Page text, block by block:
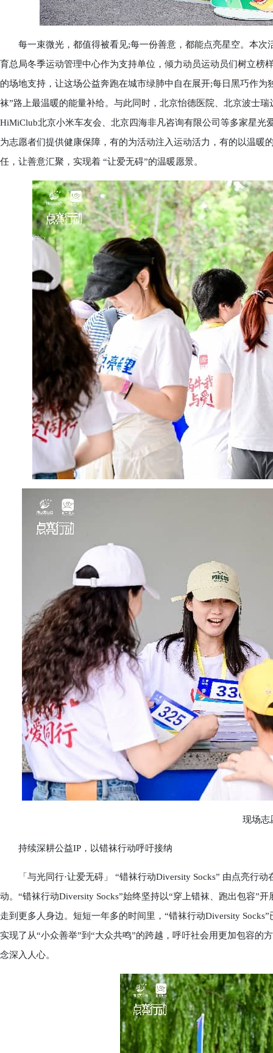
每一束微光，都值得被看见;每一份善意，都能点亮星空。本次
育总局冬季运动管理中心作为支持单位，倾力动员运动员们树立榜
的场地支持，让这场公益奔跑在城市绿肺中自在展开;每日黑巧作
袜”路上最温暖的能量补给。与此同时，北京怡德医院、北京波士
HiMiClub北京小米车友会、北京四海非凡咨询有限公司等多家星
为志愿者们提供健康保障，有的为活动注入运动活力，有的以温暖
任，让善意汇聚，实现着 “让爱无碍”的温暖愿景。
现场志
持续深耕公益IP，以错袜行动呼吁接纳
「与光同行·让爱无碍」 “错袜行动Diversity Socks” 由点亮行动
动。“错袜行动Diversity Socks”始终坚持以“穿上错袜、跑出包容”
走到更多人身边。短短一年多的时间里，“错袜行动Diversity
实现了从“小众善举”到“大众共鸣”的跨越，呼吁社会用更加包容的
念深入人心。